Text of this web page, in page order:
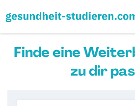
Finde eine
zu dir